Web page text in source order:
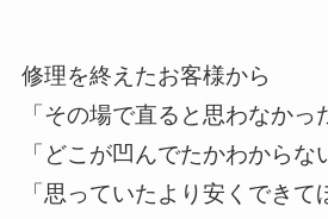
修理を終えたお客様から
「その場で直ると思わなかっ
「どこが凹んでたかわからな
「思っていたより安くできて